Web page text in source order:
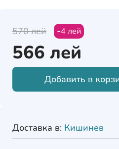
570лей 4 лей
566 лей
Добавить в
Доставка в: Кишинев